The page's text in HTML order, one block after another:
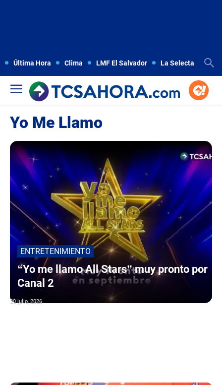
Última Hora Clima LMF El Salvador La Selecta
Yo Me Llamo
ENTRETENIMIENTO
“Yo me llamo All Stars” muy pronto por
Canal 2
20 julio, 2026